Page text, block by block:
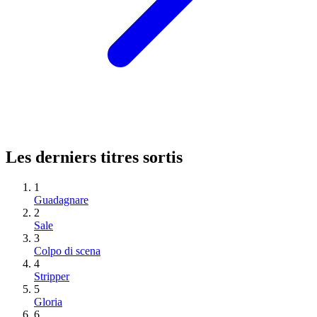
Les derniers titres sortis
1
Guadagnare
2
Sale
3
Colpo di scena
4
Stripper
5
Gloria
6